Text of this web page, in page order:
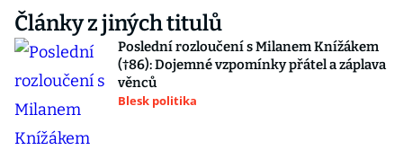
Články z jiných titulů
Poslední rozloučení s Milanem Knížákem
(†86): Dojemné vzpomínky přátel a záplava
věnců
Blesk politika